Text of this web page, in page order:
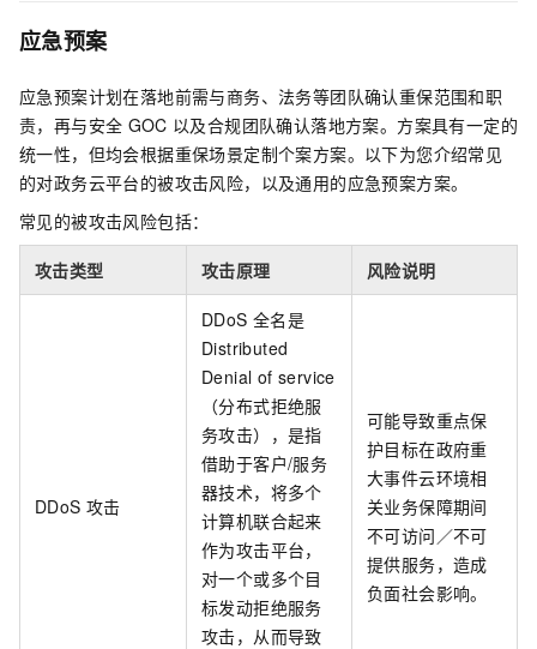
应急预案
应急预案计划在落地前需与商务、法务等团队确认重保范围和职
责，再与安全 GOC 以及合规团队确认落地方案。方案具有一定的
统一性，但均会根据重保场景定制个案方案。以下为您介绍常见
的对政务云平台的被攻击风险，以及通用的应急预案方案。
常见的被攻击风险包括：
攻击类型 攻击原理 风险说明
DDoS 攻击
DDoS 全名是
Distributed
Denial of service
（分布式拒绝服
务攻击），是指
借助于客户/服务
器技术，将多个
计算机联合起来
作为攻击平台，
对一个或多个目
标发动拒绝服务
攻击，从而导致
可能导致重点保
护目标在政府重
大事件云环境相
关业务保障期间
不可访问／不可
提供服务，造成
负面社会影响。